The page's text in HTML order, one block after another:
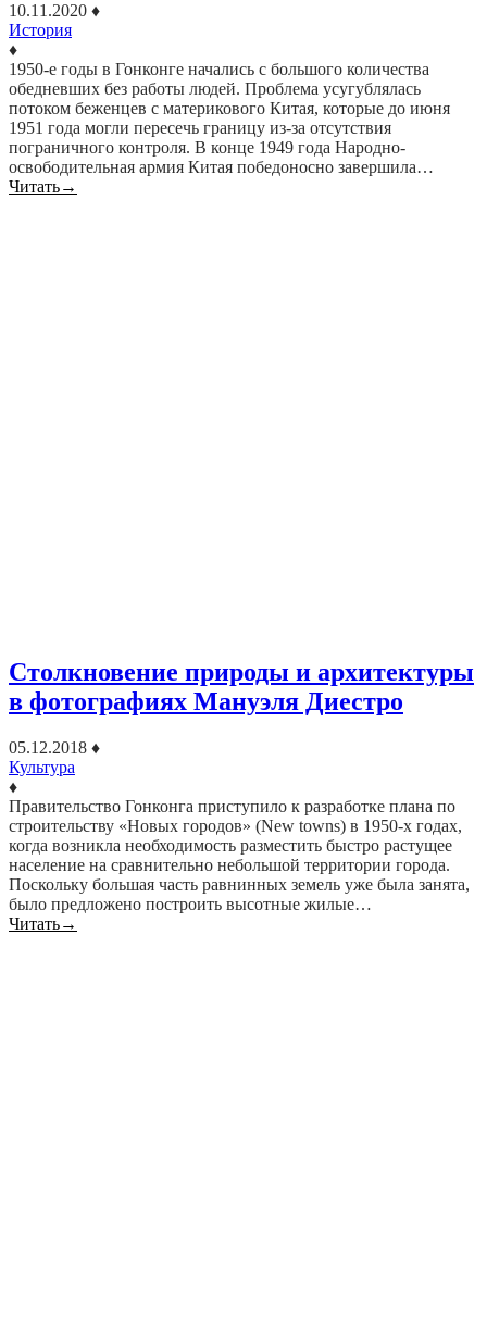
10.11.2020 ♦
История
♦
1950-е годы в Гонконге начались с большого количества
обедневших без работы людей. Проблема усугублялась
потоком беженцев с материкового Китая, которые до июня
1951 года могли пересечь границу из-за отсутствия
пограничного контроля. В конце 1949 года Народно-
освободительная армия Китая победоносно завершила…
Читать→
Столкновение природы и архитектуры
в фотографиях Мануэля Диестро
05.12.2018 ♦
Культура
♦
Правительство Гонконга приступило к разработке плана по
строительству «Новых городов» (New towns) в 1950-х годах,
когда возникла необходимость разместить быстро растущее
население на сравнительно небольшой территории города.
Поскольку большая часть равнинных земель уже была занята,
было предложено построить высотные жилые…
Читать→